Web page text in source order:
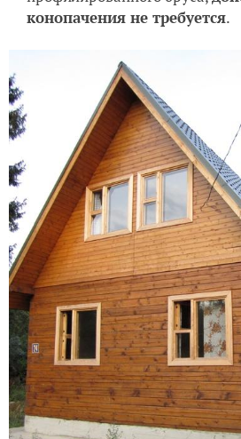
конопачения не требуется.